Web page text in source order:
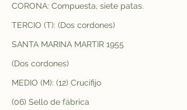
CORONA: Compuesta, siete patas.
TERCIO (T): (Dos cordones)
SANTA MARINA MARTIR 1955
(Dos cordones)
MEDIO (M): (12) Crucifijo
(06) Sello de fábrica